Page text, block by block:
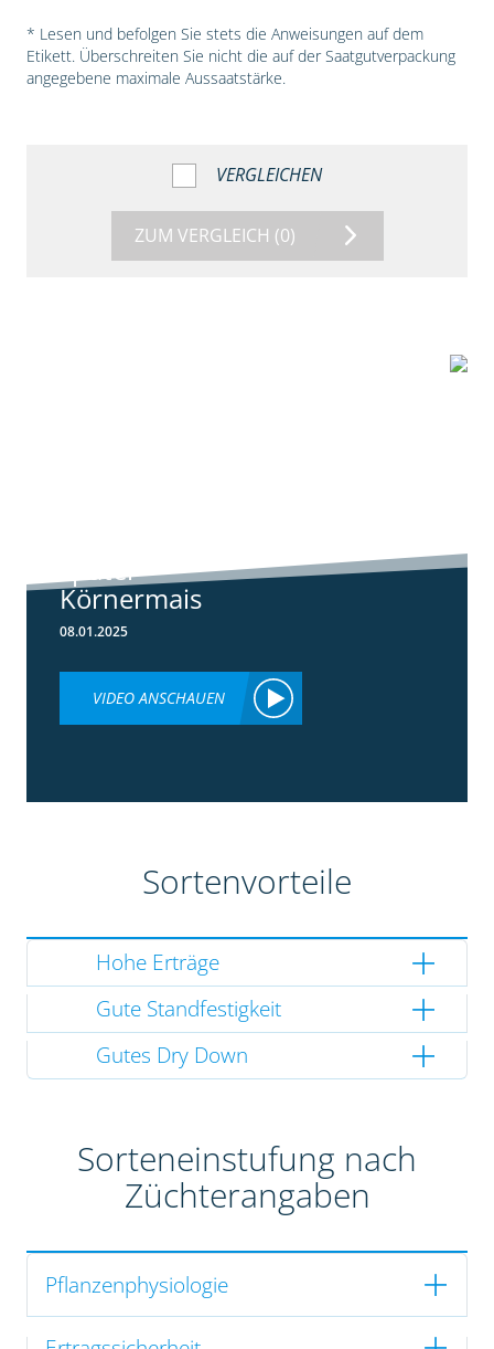
* Lesen und befolgen Sie stets die Anweisungen auf dem
Etikett. Überschreiten Sie nicht die auf der Saatgutverpackung
angegebene maximale Aussaatstärke.
VERGLEICHEN
ZUM VERGLEICH (0)
später
Körnermais
08.01.2025
VIDEO ANSCHAUEN
Sortenvorteile
Hohe Erträge
Gute Standfestigkeit
Gutes Dry Down
Sorteneinstufung nach
Züchterangaben
Pflanzenphysiologie